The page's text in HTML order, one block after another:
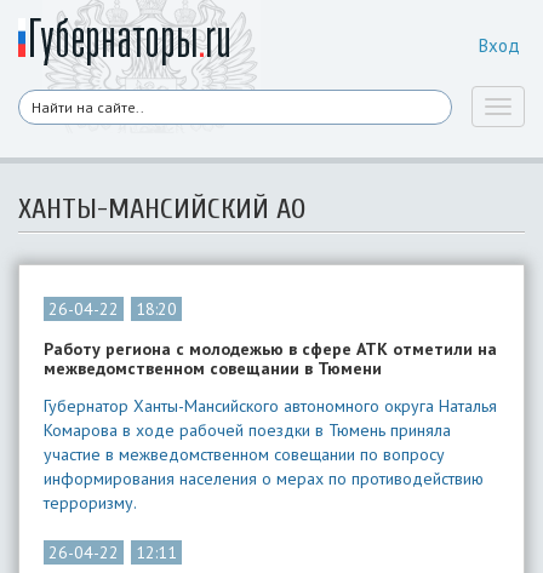
Вход
ХАНТЫ-МАНСИЙСКИЙ АО
26-04-22
18:20
Работу региона с молодежью в сфере АТК отметили на
межведомственном совещании в Тюмени
Губернатор Ханты-Мансийского автономного округа Наталья
Комарова в ходе рабочей поездки в Тюмень приняла
участие в межведомственном совещании по вопросу
информирования населения о мерах по противодействию
терроризму.
26-04-22
12:11